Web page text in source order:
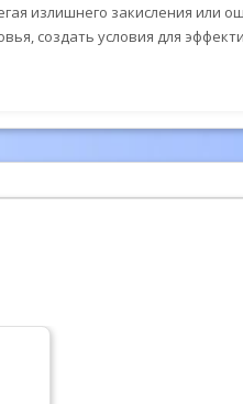
излишнего закисления или
создать условия для